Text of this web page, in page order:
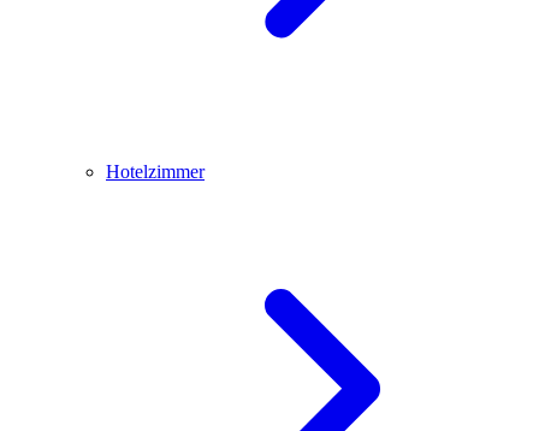
Hotelzimmer